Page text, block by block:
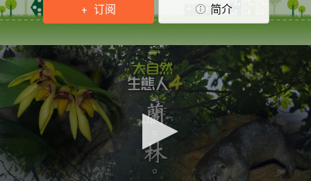
订阅 简介